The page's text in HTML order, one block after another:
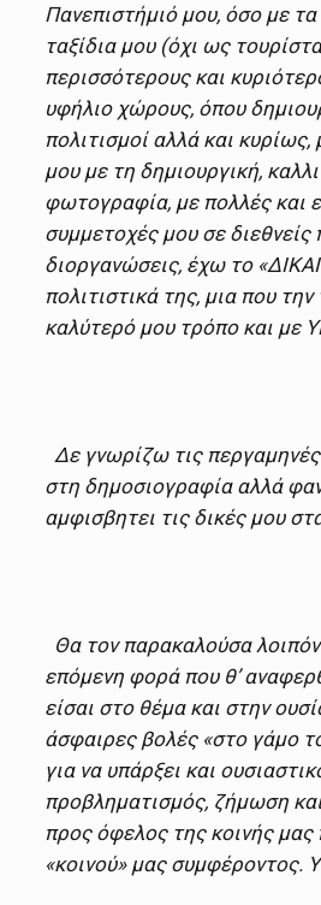
Πανεπιστήμιό μου, όσο με
ταξίδια μου (όχι ως
περισσότερους και
υφήλιο χώρους, όπου
πολιτισμοί αλλά και
μου με τη δημιουργική,
φωτογραφία, με πολλές και
συμμετοχές μου σε διεθνείς
διοργανώσεις, έχω το
πολιτιστικά της, μια που
καλύτερό μου τρόπο και με
Δε γνωρίζω τις
στη δημοσιογραφία αλλά
αμφισβητει τις δικές μου
Θα τον παρακαλούσα λοιπόν
επόμενη φορά που θ’
είσαι στο θέμα και στην
άσφαιρες βολές «στο γάμο
για να υπάρξει και
προβληματισμός, ζήμωση
προς όφελος της κοινής μας
«κοινού» μας συμφέροντος.